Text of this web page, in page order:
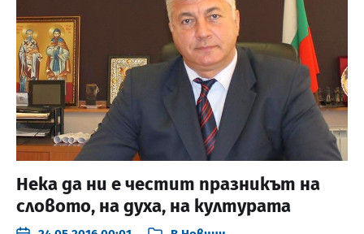
Нека да ни е честит празникът на
словото, на духа, на културата